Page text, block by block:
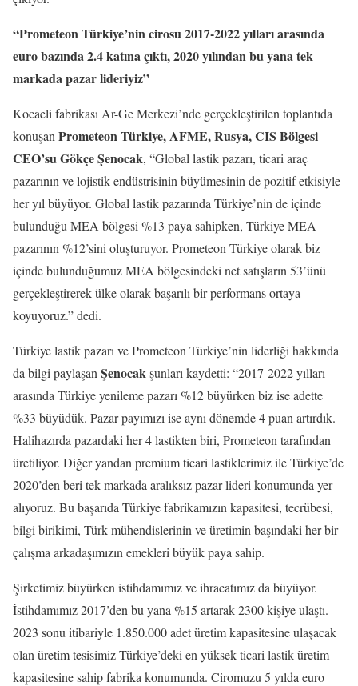
“Prometeon Türkiye’nin cirosu 2017-2022 yılları arasında
euro bazında 2.4 katına çıktı, 2020 yılından bu yana tek
markada pazar lideriyiz”
Kocaeli fabrikası Ar-Ge Merkezi’nde gerçekleştirilen toplantıda
konuşan Prometeon Türkiye, AFME, Rusya, CIS Bölgesi
CEO’su GökçeŞenocak, “Global lastik pazarı, ticari araç
pazarının ve lojistik endüstrisinin büyümesinin de pozitif etkisiyle
her yıl büyüyor. Global lastik pazarında Türkiye’nin de içinde
bulunduğu MEA bölgesi %13 paya sahipken, Türkiye MEA
pazarının %12’sini oluşturuyor. Prometeon Türkiye olarak biz
içinde bulunduğumuz MEA bölgesindeki net satışların 53’ünü
gerçekleştirerek ülke olarak başarılı bir performans ortaya
koyuyoruz.” dedi.
Türkiye lastik pazarı ve Prometeon Türkiye’nin liderliği hakkında
da bilgi paylaşan Şenocak şunları kaydetti: “2017-2022 yılları
arasında Türkiye yenileme pazarı %12 büyürken biz ise adette
%33 büyüdük. Pazar payımızı ise aynı dönemde 4 puan artırdık.
Halihazırda pazardaki her 4 lastikten biri, Prometeon tarafından
üretiliyor. Diğer yandan premium ticari lastiklerimiz ile Türkiye’de
2020’den beri tek markada aralıksız pazar lideri konumunda yer
alıyoruz. Bu başarıda Türkiye fabrikamızın kapasitesi, tecrübesi,
bilgi birikimi, Türk mühendislerinin ve üretimin başındaki her bir
çalışma arkadaşımızın emekleri büyük paya sahip.
Şirketimiz büyürken istihdamımız ve ihracatımız da büyüyor.
İstihdamımız 2017’den bu yana %15 artarak 2300 kişiye ulaştı.
2023 sonu itibariyle 1.850.000 adet üretim kapasitesine ulaşacak
olan üretim tesisimiz Türkiye’deki en yüksek ticari lastik üretim
kapasitesine sahip fabrika konumunda. Ciromuzu 5 yılda euro